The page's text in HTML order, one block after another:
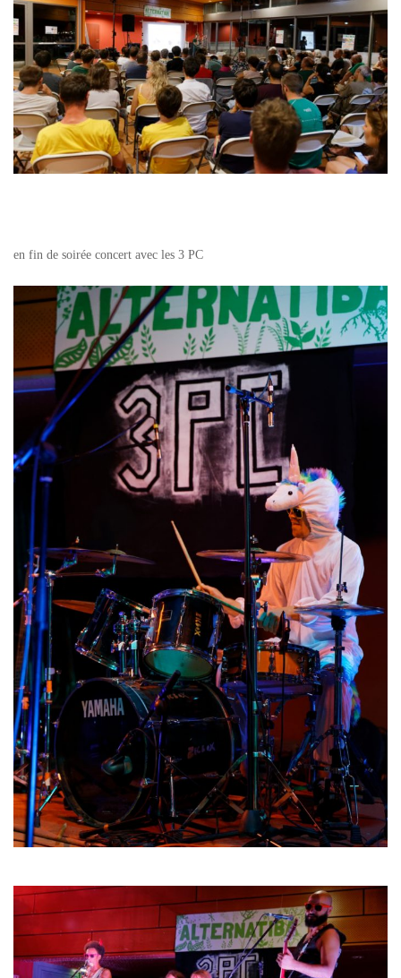
en fin de soirée concert avec les 3 PC